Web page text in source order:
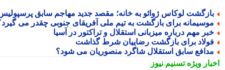
لوکاس ژوائو به خانه؛ مقصد جدید مهاجم سابق پرسپولیس
برای بازگشت به تیم ملی آفریقای جنوبی چقدر می گیرد؟
مهم درباره میزبانی استقلال و تراکتور در آسیا
برای بازگشت رضاییان شرط گذاشت
سابق استقلال شاگرد منصوریان می شود؟
ویژهتسنیم نیوز